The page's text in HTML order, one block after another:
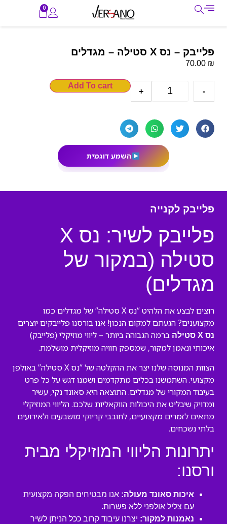
0
פלייבק – נס X סטילה – מגדלים
70.00 ₪
-
+
Add To cart
השמע דוגמית
פלייבק לקנייה
פלייבק לשיר: נס X
סטילה (במקור של
מגדלים)
רוצים לבצע את הלהיט “נס X סטילה” של מגדלים כמו
מקצוענים? הגעתם למקום הנכון! אנו בורסנו פלייבקים יוצרים
נס X סטילה
ברמה הגבוהה ביותר – ליווי מוזיקלי (פלייבק)
איכותי ונאמן למקור, שמספק חוויה מוזיקלית מושלמת.
הצוות המנוסה שלנו יצר את ההקלטה של “נס X סטילה” באולפן
מקצועי. השתמשנו בכלים מתקדמים ושמנו דגש על כל פרט
בעיבוד המקורי של מגדלים. התוצאה היא סאונד נקי, עשיר
ומדויק שיבליט את היכולות הווקאליות שלכם. הליווי המוזיקלי
מתאים לזמרים מקצועיים, לחובבי קריוקי מושבעים ולאירועים
בלתי נשכחים.
יתרונות הליווי המוזיקלי מבית
ורסנו:
איכות סאונד מעולה: אנו מבטיחים הפקה מקצועית
עם צליל אולפני ללא פשרות.
נאמנות למקור: יצרנו עיבוד קרוב ככל הניתן לשיר